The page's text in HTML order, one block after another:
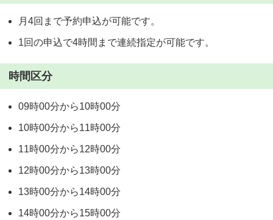
月4回まで予約申込が可能です。
1回の申込で4時間まで連続指定が可能です。
時間区分
09時00分から10時00分
10時00分から11時00分
11時00分から12時00分
12時00分から13時00分
13時00分から14時00分
14時00分から15時00分